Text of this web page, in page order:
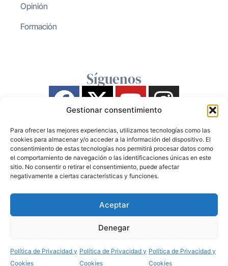
Gestionar consentimiento
Para ofrecer las mejores experiencias, utilizamos tecnologías como las
cookies para almacenar y/o acceder a la información del dispositivo. El
consentimiento de estas tecnologías nos permitirá procesar datos como
el comportamiento de navegación o las identificaciones únicas en este
sitio. No consentir o retirar el consentimiento, puede afectar
negativamente a ciertas características y funciones.
Aceptar
Denegar
Política de Privacidad y
Cookies
Política de Privacidad y
Cookies
Política de Privacidad y
Cookies
Opinión
Formación
Síguenos